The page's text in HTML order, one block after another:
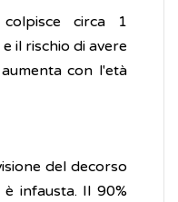
circa 1
il rischio di avere
con l'età
del decorso
infausta. Il 90%